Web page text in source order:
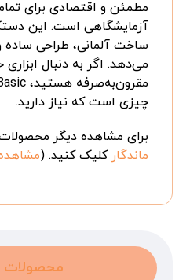
مطمئن و اقتصادی برای
آزمایشگاهی است. این
ساخت آلمانی، طراحی ساده و
می‌دهد. اگر به دنبال ابزاری
چیزی است که نیاز دارید.
برای مشاهده دیگر
ماندگار کلیک کنید. (
محصولات